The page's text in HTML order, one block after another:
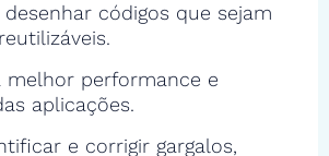
códigos que sejam
melhor performance e
aplicações.
e corrigir gargalos,